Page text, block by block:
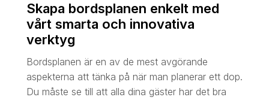
Skapa bordsplanen enkelt med
vårt smarta och innovativa
verktyg
Bordsplanen är en av de mest avgörande
aspekterna att tänka på när man planerar ett dop.
Du måste se till att alla dina gäster har det bra